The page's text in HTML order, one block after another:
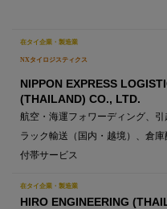
在タイ企業・製造業
NXタイロジスティクス
NIPPON EXPRESS
(THAILAND) CO., LTD.
航空・海運フォワーディング、引
ラック輸送（国内・越境）、倉
付帯サービス
在タイ企業・製造業
HIRO ENGINEERING